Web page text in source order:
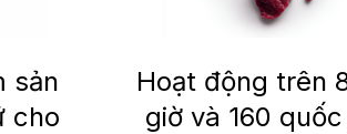
sản
cho
Hoạt động trên
giờ và 160